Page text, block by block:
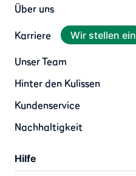
Über uns
Karriere Wir stellen ein
Unser Team
Hinter den Kulissen
Kundenservice
Nachhaltigkeit
Hilfe